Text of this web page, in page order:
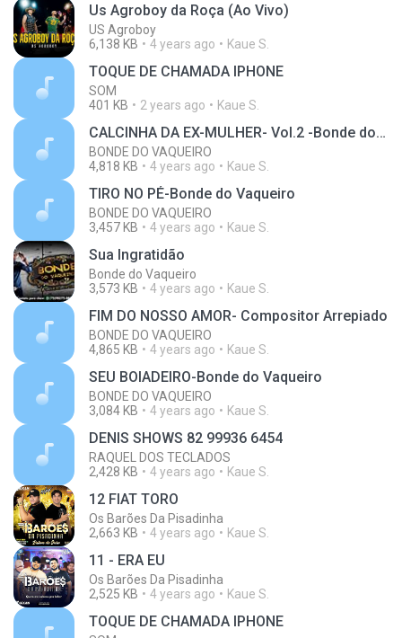
Us Agroboy da Roça (Ao Vivo)
US Agroboy
6,138 KB
4 years ago Kaue S.
TOQUE DE CHAMADA IPHONE
SOM
401 KB
2 years ago Kaue S.
CALCINHA DA EX-MULHER- Vol.2 -Bonde do Vaqueiro (Comp. Romeu Kabaré/Lincolin)
BONDE DO VAQUEIRO
4,818 KB
4 years ago Kaue S.
TIRO NO PÉ-Bonde do Vaqueiro
BONDE DO VAQUEIRO
3,457 KB
4 years ago Kaue S.
Sua Ingratidão
Bonde do Vaqueiro
3,573 KB
4 years ago Kaue S.
FIM DO NOSSO AMOR- Compositor Arrepiado
BONDE DO VAQUEIRO
4,865 KB
4 years ago Kaue S.
SEU BOIADEIRO-Bonde do Vaqueiro
BONDE DO VAQUEIRO
3,084 KB
4 years ago Kaue S.
DENIS SHOWS 82 99936 6454
RAQUEL DOS TECLADOS
2,428 KB
4 years ago Kaue S.
12 FIAT TORO
Os Barões Da Pisadinha
2,663 KB
4 years ago Kaue S.
11 - ERA EU
Os Barões Da Pisadinha
2,525 KB
4 years ago Kaue S.
TOQUE DE CHAMADA IPHONE